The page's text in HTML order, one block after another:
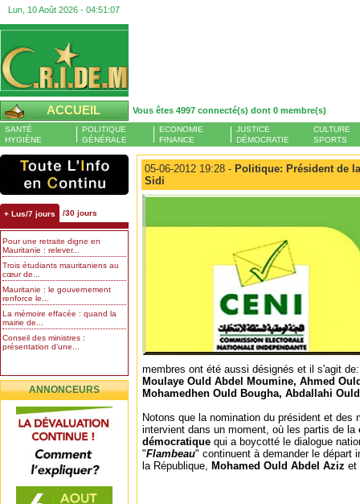
Lun, 10 Août 2026 - 04:51:08
ACCUEIL Vous êtes 4997 connecté(s) dont 0 membre(s)
SANTÉ
HYGIÈNE
POLITIQUE
GÉNÉRALE
ECONOMIE
FINANCE
JUSTICE
DÉMOCRATIE
CULTURE
SPORTS
+ Lus/7 jours /30 jours
Pour une retraite digne en
Mauritanie : relever...
Trois étudiants mauritaniens au
cœur de...
Mauritanie : le gouvernement
renforce le...
La mémoire effacée : quand la
mairie de...
Conseil des ministres :
présentation d’une...
ANNONCEURS
05-06-2012 19:28 - Politique: Président de
Sidi
membres ont été aussi désignés et il s'agit
Moulaye Ould Abdel Moumine, Ahmed
Mohamedhen Ould Bougha, Abdallahi
Notons que la nomination du président et des
intervient dans un moment, où les partis de la
démocratique qui a boycotté le dialogue
"Flambeau" continuent à demander le départ
la République, Mohamed Ould Abdel Aziz et